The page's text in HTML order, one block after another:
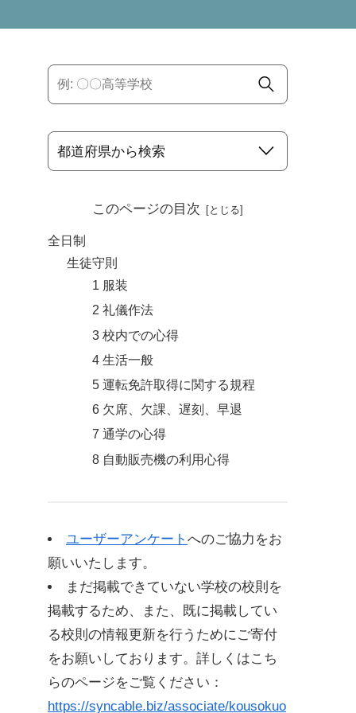
このページの目次
全日制
生徒守則
1 服装
2 礼儀作法
3 校内での心得
4 生活一般
5 運転免許取得に関する規程
6 欠席、欠課、遅刻、早退
7 通学の心得
8 自動販売機の利用心得
生徒心得
1 礼儀作法
2 頭髪・服装
3 校内生活
4 校外生活
5 欠席・欠課・遅刻・早退
車両通学許可規程
ユーザーアンケート へのご協力をお
願いいたします。
まだ掲載できていない学校の校則を
掲載するため、また、既に掲載してい
る校則の情報更新を行うためにご寄付
をお願いしております。詳しくはこち
らのページをご覧ください：
https://syncable.biz/associate/kousokuo